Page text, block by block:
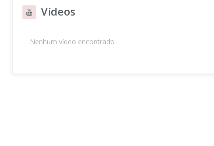
Vídeos
Nenhum vídeo encontrado